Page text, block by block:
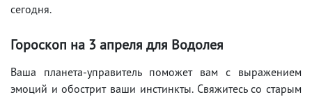
сегодня.
Гороскоп на 3 апреля для Водолея
Ваша планета-управитель поможет вам с выражением
эмоций и обострит ваши инстинкты. Свяжитесь со старым